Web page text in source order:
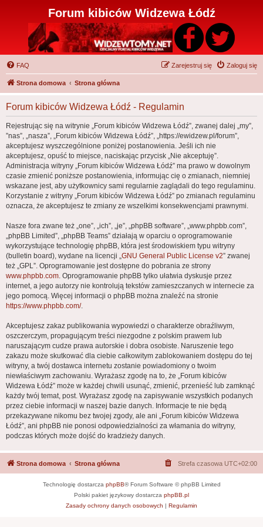
Forum kibiców Widzewa Łódź
FAQ Zaloguj się
Zarejestruj się
Strona domowa Strona główna
Forum kibiców Widzewa Łódź - Regulamin
Rejestrując się na witrynie „Forum kibiców Widzewa Łódź”, zwanej dalej „my”,
”nas”, „nasza”, „Forum kibiców Widzewa Łódź”, „https://ewidzew.pl/forum”,
akceptujesz wyszczególnione poniżej postanowienia. Jeśli ich nie
akceptujesz, opuść to miejsce, naciskając przycisk „Nie akceptuję”.
Administracja witryny „Forum kibiców Widzewa Łódź” ma prawo w dowolnym
czasie zmienić poniższe postanowienia, informując cię o zmianach, niemniej
wskazane jest, aby użytkownicy sami regularnie zaglądali do tego regulaminu.
Korzystanie z witryny „Forum kibiców Widzewa Łódź” po zmianach regulaminu
oznacza, że akceptujesz te zmiany ze wszelkimi konsekwencjami prawnymi.
Nasze fora zwane też „one”, „ich”, „je”, „phpBB software”, „www.phpbb.com”,
„phpBB Limited”, „phpBB Teams” działają w oparciu o oprogramowanie
wykorzystujące technologię phpBB, która jest środowiskiem typu witryny
(bulletin board), wydane na licencji „GNU General Public License v2” zwanej
też „GPL”. Oprogramowanie jest dostępne do pobrania ze strony
www.phpbb.com. Oprogramowanie phpBB tylko ułatwia dyskusje przez
internet, a jego autorzy nie kontrolują tekstów zamieszczanych w internecie za
jego pomocą. Więcej informacji o phpBB można znaleźć na stronie
https://www.phpbb.com/.
Akceptujesz zakaz publikowania wypowiedzi o charakterze obraźliwym,
oszczerczym, propagującym treści niezgodne z polskim prawem lub
naruszającym cudze prawa autorskie i dobra osobiste. Naruszenie tego
zakazu może skutkować dla ciebie całkowitym zablokowaniem dostępu do tej
witryny, a twój dostawca internetu zostanie powiadomiony o twoim
niewłaściwym zachowaniu. Wyrażasz zgodę na to, że „Forum kibiców
Widzewa Łódź” może w każdej chwili usunąć, zmienić, przenieść lub zamknąć
każdy twój temat, post. Wyrażasz zgodę na zapisywanie wszystkich podanych
przez ciebie informacji w naszej bazie danych. Informacje te nie będą
przekazywane nikomu bez twojej zgody, ale ani „Forum kibiców Widzewa
Łódź”, ani phpBB nie ponosi odpowiedzialności za włamania do witryny,
podczas których może dojść do kradzieży danych.
Strona domowa Strona główna Strefa czasowa UTC+02:00
Technologię dostarcza phpBB® Forum Software © phpBB Limited
Polski pakiet językowy dostarcza phpBB.pl
Zasady ochrony danych osobowych | Regulamin